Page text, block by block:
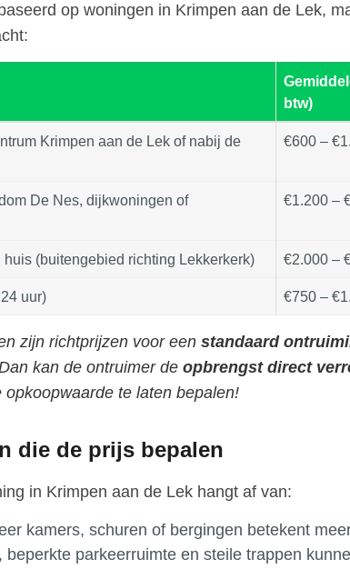
op woningen in Krimpen aan de Lek,
btw)
Krimpen aan de Lek of nabij de
€600 –
De Nes, dijkwoningen of
€1.200 –
(buitengebied richting Lekkerkerk) €2.000 –
uur) €750 –
zijn richtprijzen voor een standaard
kan de ontruimer de opbrengst direct
opkoopwaarde te laten bepalen!
die de prijs bepalen
in Krimpen aan de Lek hangt af van:
kamers, schuren of bergingen betekent
beperkte parkeerruimte en steile trappen